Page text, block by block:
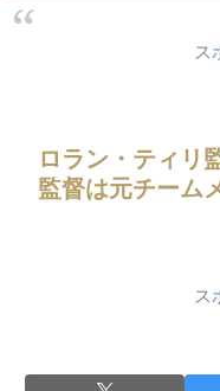
ス
ロラン・ティリ
監督は元チーム
ス